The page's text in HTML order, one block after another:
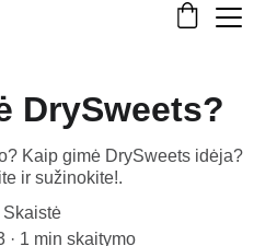
DrySweets?
Kaip gimė DrySweets idėja?
ir sužinokite!.
Skaistė
1 min skaitymo